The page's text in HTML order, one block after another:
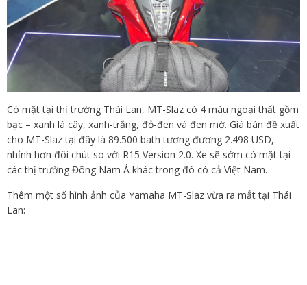
Có mặt tại thị trường Thái Lan, MT-Slaz có 4 màu ngoại thất gồm
bạc – xanh lá cây, xanh-trắng, đỏ-đen và đen mờ. Giá bán đề xuất
cho MT-Slaz tại đây là 89.500 bath tương đương 2.498 USD,
nhỉnh hơn đôi chút so với R15 Version 2.0. Xe sẽ sớm có mặt tại
các thị trường Đông Nam Á khác trong đó có cả Việt Nam.
Thêm một số hình ảnh của Yamaha MT-Slaz vừa ra mắt tại Thái
Lan: